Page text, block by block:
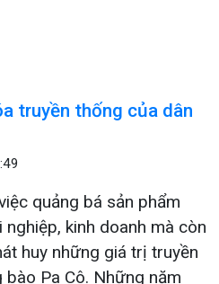
truyền thống của dân
quảng bá sản phẩm
kinh doanh mà còn
huy những giá trị truyền
Pa Cô. Những năm